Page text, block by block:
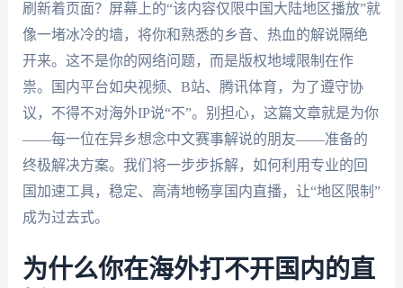
刷新着页面？屏幕上的“该内容仅限中国大陆地区播放”就
像一堵冰冷的墙，将你和熟悉的乡音、热血的解说隔绝
开来。这不是你的网络问题，而是版权地域限制在作
祟。国内平台如央视频、B站、腾讯体育，为了遵守协
议，不得不对海外IP说“不”。别担心，这篇文章就是为你
——每一位在异乡想念中文赛事解说的朋友——准备的
终极解决方案。我们将一步步拆解，如何利用专业的回
国加速工具，稳定、高清地畅享国内直播，让“地区限制”
成为过去式。
为什么你在海外打不开国内的直